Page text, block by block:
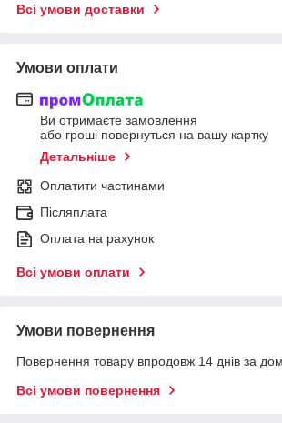
Всі умови доставки
Умови оплати
Ви отримаєте замовлення
або гроші повернуться на вашу картку
Детальніше
Оплатити частинами
Післяплата
Оплата на рахунок
Всі умови оплати
Умови повернення
Повернення товару впродовж 14 днів за
Всі умови повернення